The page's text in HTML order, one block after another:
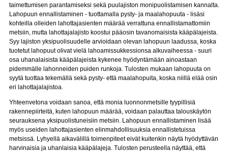
taimettumisen parantamiseksi sekä puulajiston monipuolistamisen kannalta.
Lahopuun ennallistaminen - tuottamalla pysty- ja maalahopuuta - lisäsi
kohteilla olleiden lahottajasienten määrää verrattuna ennallistamattomiin
metsiin, mutta lahottajalajisto koostui pääosin tavanomaisista kääpälajeista.
Syy lajiston yksipuolisuudelle arvioidaan olevan lahopuun laadussa, koska
tuotetut lahopuut olivat vielä lahoamissukkessionsa alkuvaiheessa - suuri
osa uhanalaisista kääpälajeista kykenee hyödyntämään ainoastaan
pidemmälle lahonneiden puiden runkoja. Tulosten mukaan lahopuuta on
syytä tuottaa tekemällä sekä pysty- että maalahopuita, koska niillä elää osin
eri lahottajalajistoa.
Yhteenvetona voidaan sanoa, että monia luonnonmetsille tyypillisiä
rakennepiirteitä, kuten lahopuun määrää, voidaan palauttaa talouskäytön
seurauksena yksipuolistuneisiin metsiin. Lahopuun ennallistaminen lisää
myös useiden lahottajasienten elinmahdollisuuksia ennallistetuissa
metsissä. Lyhyellä aikavälillä toimenpiteet eivät kuitenkin näytä hyödyttävän
harvinaisia ja uhanlaisia kääpälajeja. Tulosten perusteella näyttää, että